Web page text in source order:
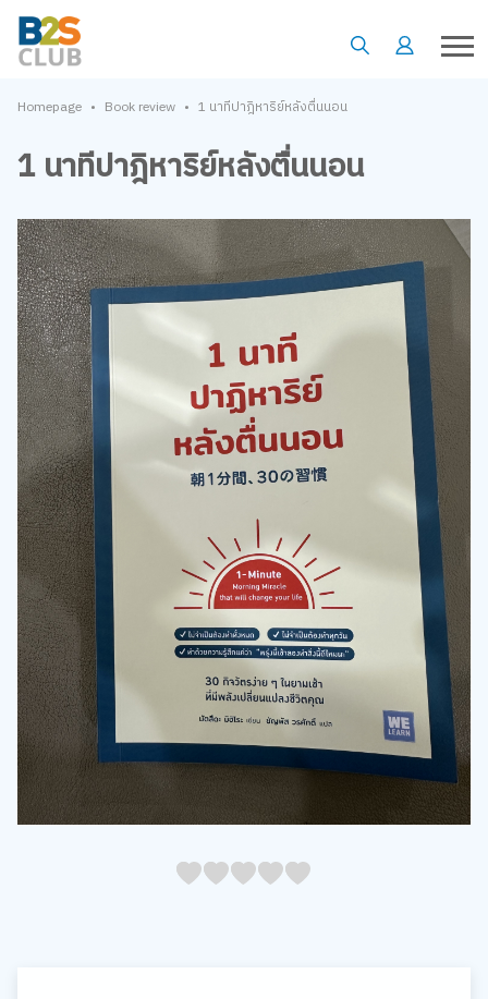
Homepage • Book review • 1 นาทีปาฎิหาริย์หลังตื่นนอน
1 นาทีปาฎิหาริย์หลังตื่นนอน
45
4
35
3
25
2
15
1
05